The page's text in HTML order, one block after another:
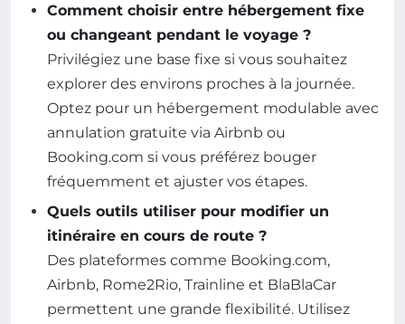
Comment choisir entre hébergement fixe
ou changeant pendant le voyage ?
Privilégiez une base fixe si vous souhaitez
explorer des environs proches à la journée.
Optez pour un hébergement modulable avec
annulation gratuite via Airbnb ou
Booking.com si vous préférez bouger
fréquemment et ajuster vos étapes.
Quels outils utiliser pour modifier un
itinéraire en cours de route ?
Des plateformes comme Booking.com,
Airbnb, Rome2Rio, Trainline et BlaBlaCar
permettent une grande flexibilité. Utilisez